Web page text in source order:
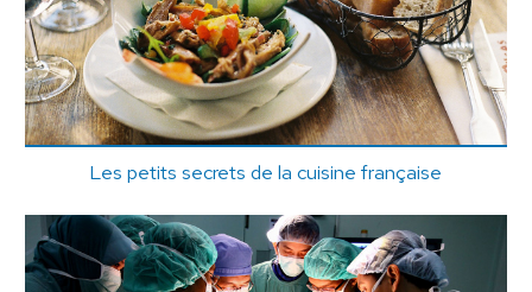
Les petits secrets de la cuisine française